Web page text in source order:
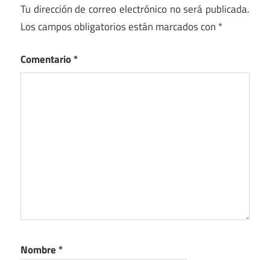
Tu dirección de correo electrónico no será publicada.
Los campos obligatorios están marcados con *
Comentario*
Nombre *